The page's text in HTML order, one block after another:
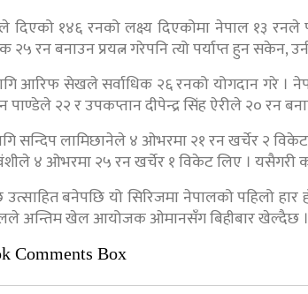
दिएको १४६ रनको लक्ष्य दिएकोमा नेपाल १३ रनले
रन बनाउन प्रयत्न गरेपनि त्यो पर्याप्त हुन सकेन,
आरिफ सेखले सर्वाधिक २६ रनको योगदान गरे ।
२२ र उपकप्तान दीपेन्द्र सिंह ऐरीले २० रन
सन्दिप लामिछानेले ४ ओभरमा २१ रन खर्चेर २
४ ओभरमा २५ रन खर्चेर १ विकेट लिए । यसैगरी
बनेपछि यो सिरिजमा नेपालको पहिलो
अन्तिम खेल आयोजक ओमानसँग बिहीबार खेल्दैछ ।
Comments Box